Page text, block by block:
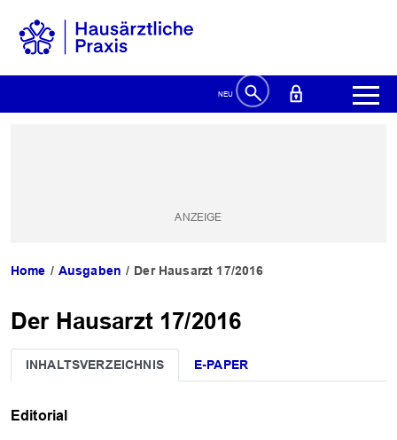
Home Ausgaben Der Hausarzt 17/2016
Der Hausarzt 17/2016
INHALTSVERZEICHNIS E-PAPER
Editorial